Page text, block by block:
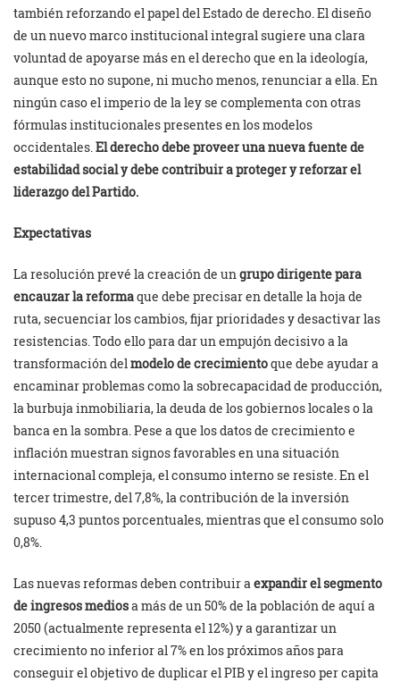
también reforzando el papel del Estado de derecho. El diseño
de un nuevo marco institucional integral sugiere una clara
voluntad de apoyarse más en el derecho que en la ideología,
aunque esto no supone, ni mucho menos, renunciar a ella. En
ningún caso el imperio de la ley se complementa con otras
fórmulas institucionales presentes en los modelos
occidentales.El derecho debe proveer una nueva fuente de
estabilidad social y debe contribuir a proteger y reforzar el
liderazgo del Partido.
Expectativas
La resolución prevé la creación de ungrupo dirigente para
encauzar la reformaque debe precisar en detalle la hoja de
ruta, secuenciar los cambios, fijar prioridades y desactivar las
resistencias. Todo ello para dar un empujón decisivo a la
transformación delmodelo de crecimientoque debe ayudar a
encaminar problemas como la sobrecapacidad de producción,
la burbuja inmobiliaria, la deuda de los gobiernos locales o la
banca en la sombra. Pese a que los datos de crecimiento e
inflación muestran signos favorables en una situación
internacional compleja, el consumo interno se resiste. En el
tercer trimestre, del 7,8%, la contribución de la inversión
supuso 4,3 puntos porcentuales, mientras que el consumo solo
0,8%.
Las nuevas reformas deben contribuir aexpandir el segmento
de ingresos mediosa más de un 50% de la población de aquí a
2050 (actualmente representa el 12%) y a garantizar un
crecimiento no inferior al 7% en los próximos años para
conseguir el objetivo de duplicar el PIB y el ingreso per capita